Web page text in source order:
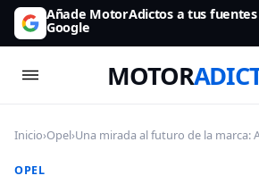
Añade MotorAdictos a tus fuentes
Google
MOTOR
Inicio›Opel›Una mirada al futuro de la marca:
OPEL